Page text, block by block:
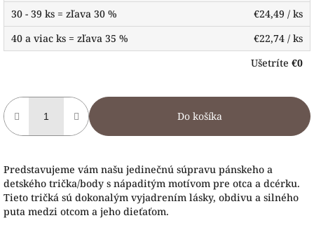
30 - 39 ks = zľava 30 %
€24,49 / ks
40 a viac ks = zľava 35 %
€22,74 / ks
Ušetríte €0
Do košíka
Predstavujeme vám našu jedinečnú súpravu pánskeho a
detského trička/body s nápaditým motívom pre otca a dcérku.
Tieto tričká sú dokonalým vyjadrením lásky, obdivu a silného
puta medzi otcom a jeho dieťaťom.